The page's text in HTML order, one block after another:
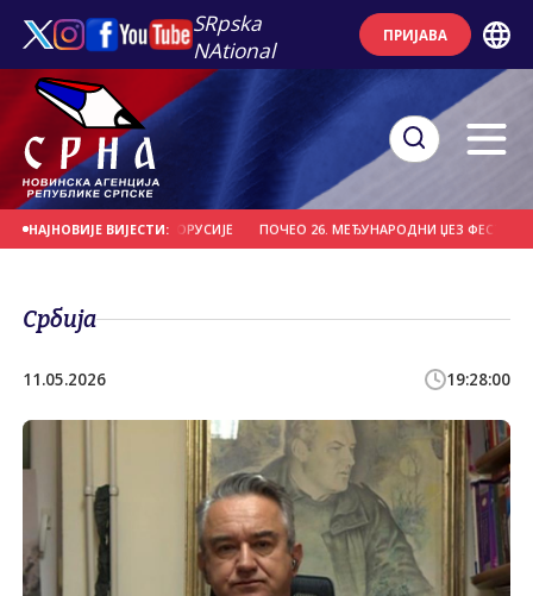
SRpska
NAtional
ПРИЈАВА
НАЈНОВИЈЕ ВИЈЕСТИ:
ИЗ БЈЕЛОРУСИЈЕ ПОЧЕО 26. МЕЂУНАРОДНИ ЏЕЗ ФЕСТИВАЛ НА
Србија
11.05.2026 19:28:00